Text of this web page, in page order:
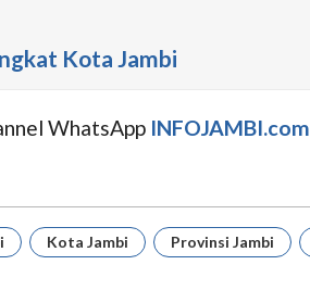
Kota Jambi
WhatsApp INFOJAMBI.com
Kota Jambi Provinsi Jambi